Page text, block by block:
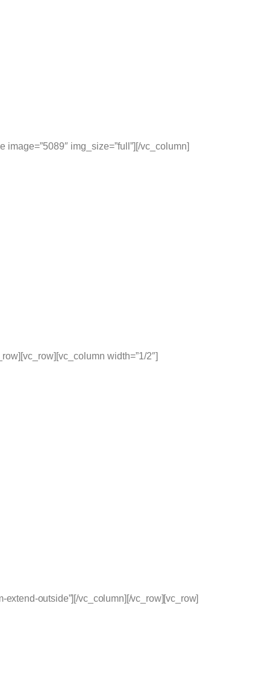
img_size=”full”][/vc_column]
width=”1/2″]
extend-outside”][/vc_column][/vc_row][vc_row]